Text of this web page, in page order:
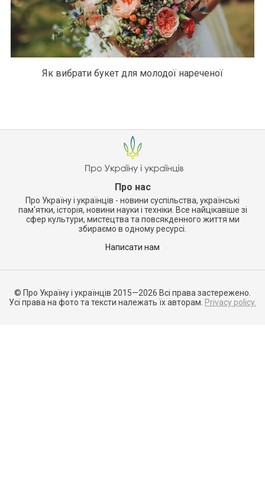
Як вибрати букет для молодої нареченої
Про нас
Про Україну і українців - новини суспільства, українські
пам'ятки, історія, новини науки і техніки. Все найцікавіше зі
сфер культури, мистецтва та повсякденного життя ми
збираємо в одному ресурсі.
Написати нам
© Про Україну і українців 2015—2026 Всі права застережено.
Усі права на фото та тексти належать їх авторам. Privacy policy.